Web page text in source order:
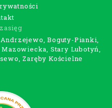
Boguty-Pianki,
Stary Lubotyń,
Zaręby Kościelne